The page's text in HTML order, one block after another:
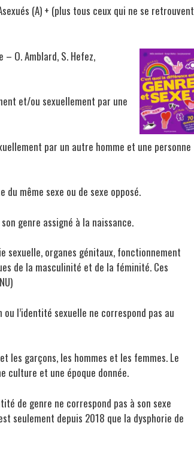
(A) + (plus tous ceux qui ne se retrouvent
– O. Amblard, S. Hefez,
et/ou sexuellement par une
par un autre homme et une personne
même sexe ou de sexe opposé.
genre assigné à la naissance.
sexuelle, organes génitaux, fonctionnement
de la masculinité et de la féminité. Ces
l’identité sexuelle ne correspond pas au
les garçons, les hommes et les femmes. Le
culture et une époque donnée.
de genre ne correspond pas à son sexe
seulement depuis 2018 que la dysphorie de